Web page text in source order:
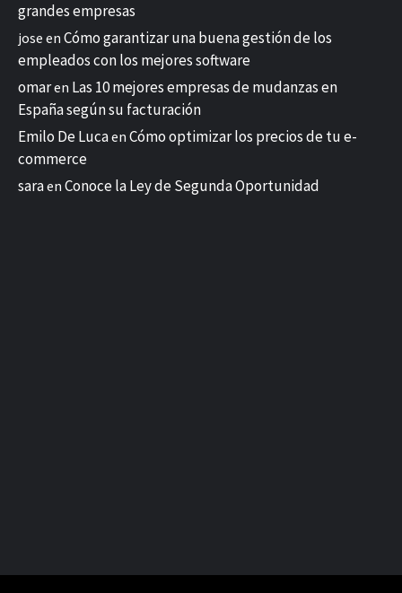
grandes empresas
jose en Cómo garantizar una buena gestión de los
empleados con los mejores software
omaren Las 10 mejores empresas de mudanzas en
España según su facturación
Emilo De Lucaen Cómo optimizar los precios de tu e-
commerce
saraen Conoce la Ley de Segunda Oportunidad